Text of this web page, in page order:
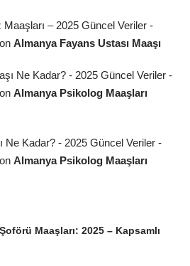
– 2025 Güncel Veriler -
on Almanya Fayans Ustası Maaşı
Ne Kadar? - 2025 Güncel Veriler -
on Almanya Psikolog Maaşları
Ne Kadar? - 2025 Güncel Veriler -
on Almanya Psikolog Maaşları
Maaşları: 2025 – Kapsamlı